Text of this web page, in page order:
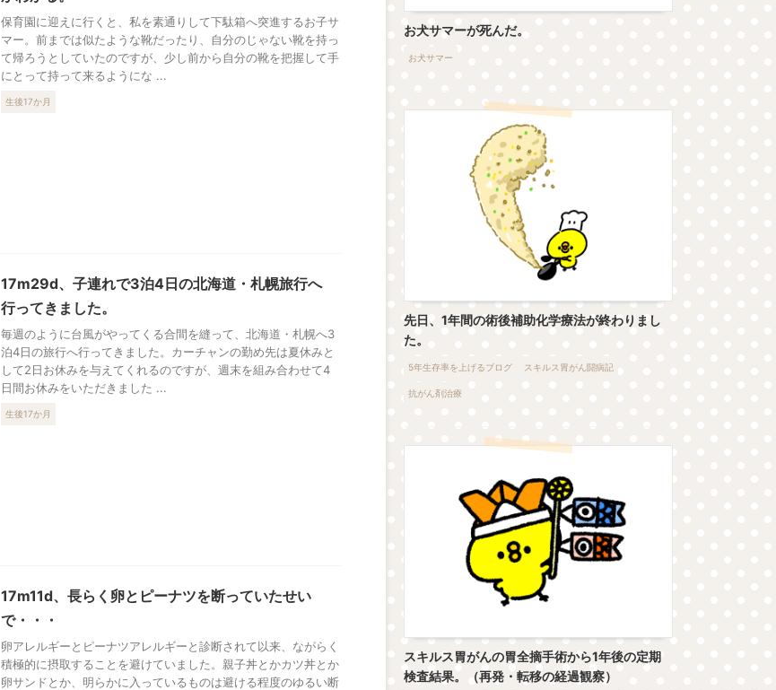
保育園に迎えに行くと、私を素通りして下駄箱へ突進するお子サ
マー。前までは似たような靴だったり、自分のじゃない靴を持っ
て帰ろうとしていたのですが、少し前から自分の靴を把握して手
にとって持って来るようにな ...
生後17か月
17m29d、子連れで3泊4日の北海道・札幌旅行へ
行ってきました。
毎週のように台風がやってくる合間を縫って、北海道・札幌へ3
泊4日の旅行へ行ってきました。カーチャンの勤め先は夏休みと
して2日お休みを与えてくれるのですが、週末を組み合わせて4
日間お休みをいただきました ...
生後17か月
17m11d、長らく卵とピーナツを断っていたせい
で・・・
卵アレルギーとピーナツアレルギーと診断されて以来、ながらく
積極的に摂取することを避けていました。親子丼とかカツ丼とか
卵サンドとか、明らかに入っているものは避ける程度のゆるい断
お犬サマーが死んだ。
お犬サマー
先日、1年間の術後補助化学療法が終わりまし
た。
5年生存率を上げるブログ スキルス胃がん闘病記
抗がん剤治療
スキルス胃がんの胃全摘手術から1年後の定期
検査結果。（再発・転移の経過観察）